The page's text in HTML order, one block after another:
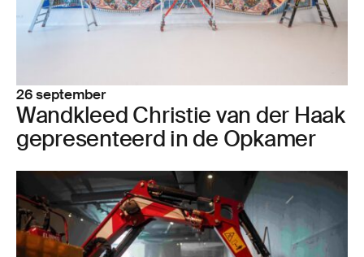
26 september
Wand­kleed Chris­tie van der Haak
gepre­sen­teerd in de Opka­mer